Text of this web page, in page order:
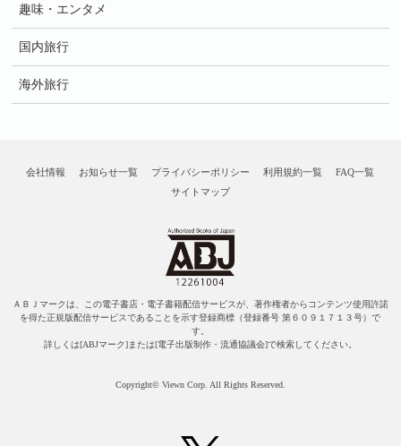
趣味・エンタメ
国内旅行
海外旅行
会社情報 お知らせ一覧 プライバシーポリシー 利用規約一覧
FAQ一覧
サイトマップ
ＡＢＪマークは、この電子書店・電子書籍配信サービスが、著作権者からコンテンツ使用許諾
を得た正規版配信サービスであることを示す登録商標（登録番号 第６０９１７１３号）で
す。
詳しくは[ABJマーク]または[電子出版制作・流通協議会]で検索してください。
Copyright© Viewn Corp. All Rights Reserved.